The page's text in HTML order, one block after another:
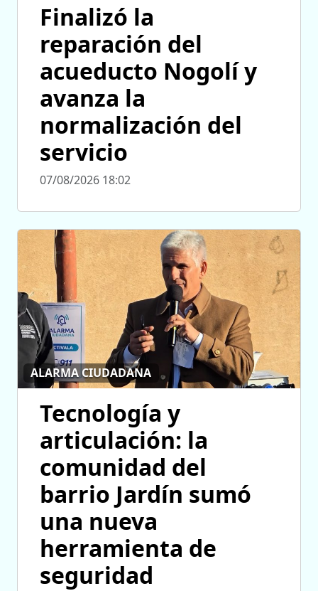
Finalizó la
reparación del
acueducto Nogolí y
avanza la
normalización del
servicio
07/08/2026 18:02
ALARMA CIUDADANA
Tecnología y
articulación: la
comunidad del
barrio Jardín sumó
una nueva
herramienta de
seguridad